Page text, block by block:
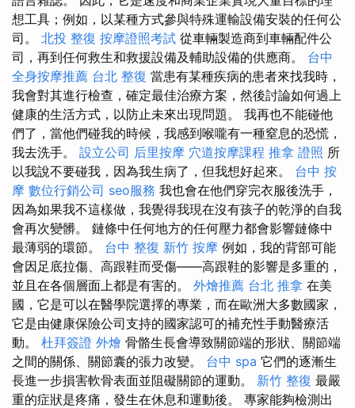
想工具；例如，以某種方式參與特殊運輸設備安裝的任何公
司。 北投 整復 按摩證照考試 從車輛製造商到車輛配件公
司，再到任何救生和救援設備及輔助設備的供應商。 台中
全身按摩推薦 台北 整復 當患有某種疾病的患者來找我時，
我會對其進行檢查，確定最佳治療方案，然後討論如何過上
健康的生活方式，以防止未來出現問題。 我再也不能碰他
們了，當他們碰我的時候，我感到喉嚨有一種窒息的恐慌，
我去洗手。 設立公司 后里按摩 穴道按摩課程 推拿 證照 所
以我說不要碰我，因為我生病了，但我想好起來。 台中 按
摩 數位行銷公司 seo服務 我也會在他們穿完衣服後洗手，
因為如果我不這樣做，我覺得我現在沒有孩子的乾淨的自我
會再次變髒。 鏈條中任何地方的任何壓力都會影響鏈條中
最薄弱的環節。 台中 整復 新竹 按摩 例如，我的背部可能
會因足底拉傷、高跟鞋而受傷——高跟鞋的影響是多重的，
並且在各個層面上都是有害的。 外燴推薦 台北 推拿 在美
國，它是可以在醫學院選擇的專業，而在歐洲大多數國家，
它是由健康保險公司支持的國家認可的補充性手動醫療活
動。 杜拜簽證 外燴 骨骼生長會導致關節端的形狀、關節端
之間的關係、關節囊的張力改變。 台中 spa 它們的逐漸生
長進一步損害軟骨表面並阻礙關節的運動。 新竹 整復 最嚴
重的症狀是疼痛，發生在休息和運動後。 專家能夠檢測出